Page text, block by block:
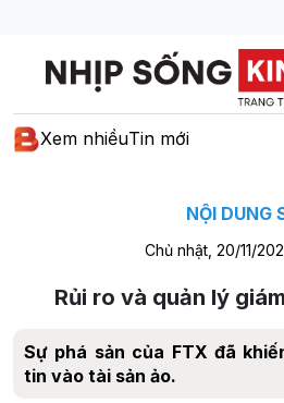
Xem nhiềuTin mới
NỘI DUNG
Chủ nhật, 20/11/
Rủi ro và quản lý
Sự phá sản của FTX đã
tin vào tài sản ảo.